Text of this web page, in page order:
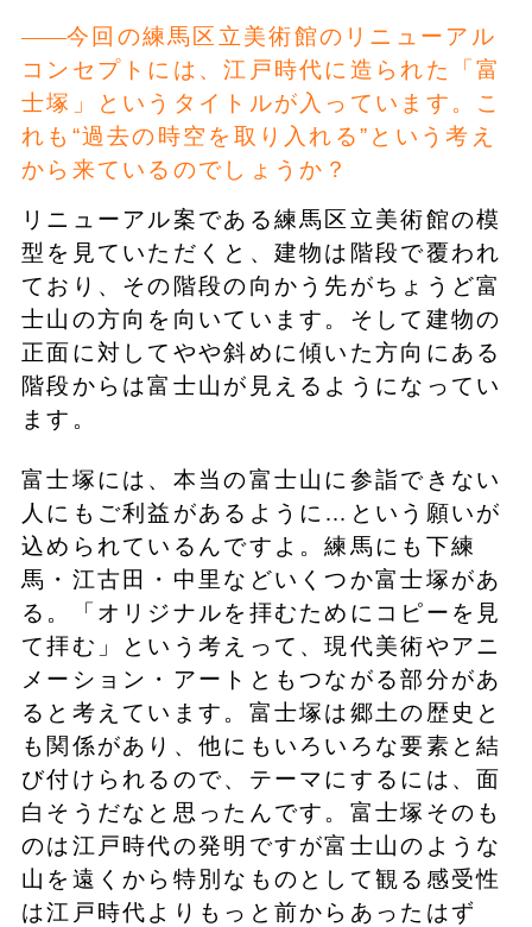
今回の練馬区立美術館のリニューアル
コンセプトには、江戸時代に造られた「富
士塚」というタイトルが入っています。こ
れも“過去の時空を取り入れる”という考え
から来ているのでしょうか？
リニューアル案である練馬区立美術館の模
型を見ていただくと、建物は階段で覆われ
ており、その階段の向かう先がちょうど富
士山の方向を向いています。そして建物の
正面に対してやや斜めに傾いた方向にある
階段からは富士山が見えるようになってい
ます。
富士塚には、本当の富士山に参詣できない
人にもご利益があるように…という願いが
込められているんですよ。練馬にも下練
馬・江古田・中里などいくつか富士塚があ
る。「オリジナルを拝むためにコピーを見
て拝む」という考えって、現代美術やアニ
メーション・アートともつながる部分があ
ると考えています。富士塚は郷土の歴史と
も関係があり、他にもいろいろな要素と結
び付けられるので、テーマにするには、面
白そうだなと思ったんです。富士塚そのも
のは江戸時代の発明ですが富士山のような
山を遠くから特別なものとして観る感受性
は江戸時代よりもっと前からあったはず